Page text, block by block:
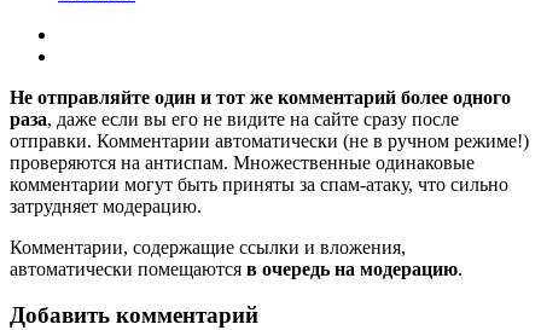
Не отправляйте один и тот же комментарий более одного
раза, даже если вы его не видите на сайте сразу после
отправки. Комментарии автоматически (не в ручном режиме!)
проверяются на антиспам. Множественные одинаковые
комментарии могут быть приняты за спам-атаку, что сильно
затрудняет модерацию.
Комментарии, содержащие ссылки и вложения,
автоматически помещаются в очередь на модерацию.
Добавить комментарий